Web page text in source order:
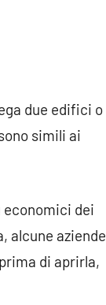
due edifici o
simili ai
dei
alcune aziende
di aprirla,